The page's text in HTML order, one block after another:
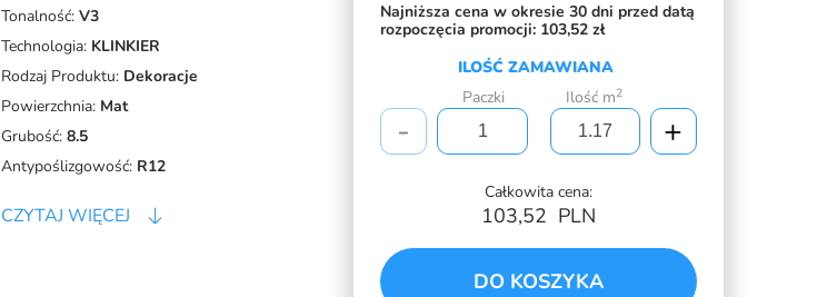
Tonalność: V3
Technologia: KLINKIER
Rodzaj Produktu: Dekoracje
Powierzchnia: Mat
Grubość: 8.5
Antypoślizgowość: R12
CZYTAJ WIĘCEJ
Najniższa cena w okresie 30 dni przed datą
rozpoczęcia promocji: 103,52 zł
ILOŚĆ ZAMAWIANA
Paczki
Ilość m2
- +
Całkowita cena:
103,52 PLN
DO KOSZYKA